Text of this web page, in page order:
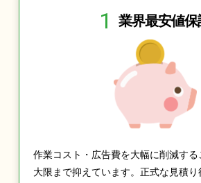
1 業界最安値保
作業コスト・広告費を大幅に削減す
大限まで抑えています。正式な見積